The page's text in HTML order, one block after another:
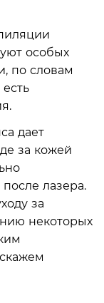
особых
по словам
дает
за кожей
после лазера.
за
некоторых